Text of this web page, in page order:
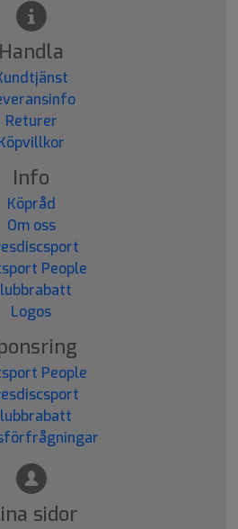
Handla
Returer
Info
Köpråd
Om oss
People
Logos
People
sidor